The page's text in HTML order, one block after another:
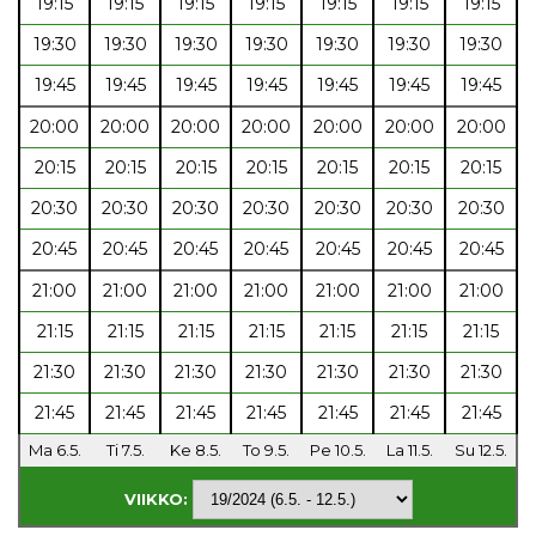
19:30
19:30 19:30 19:30 19:30 19:30
19:30
19:45
19:45 19:45 19:45 19:45 19:45
19:45
20:00
20:00 20:00 20:00 20:00 20:00
20:00
20:15
20:15 20:15 20:15 20:15 20:15
20:15
20:30
20:30 20:30 20:30 20:30 20:30
20:30
20:45
20:45 20:45 20:45 20:45 20:45
20:45
21:00
21:00 21:00 21:00 21:00 21:00
21:00
21:15
21:15 21:15 21:15 21:15 21:15
21:15
21:30
21:30 21:30 21:30 21:30 21:30
21:30
21:45
21:45 21:45 21:45 21:45 21:45 21:45
Ma 6.5. Ti 7.5. Ke 8.5. To 9.5. Pe 10.5. La 11.5. Su 12.5.
VIIKKO: